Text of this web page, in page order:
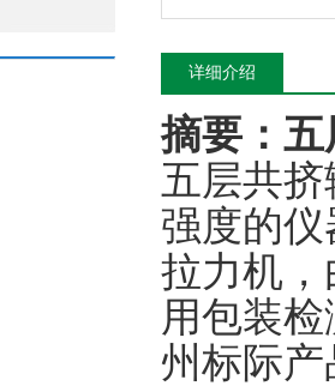
详细介绍
摘要：
五层共挤
强度的
拉力机
用包装
州标际产